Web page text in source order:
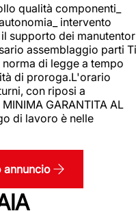
qualità componenti_
intervento
supporto dei
assemblaggio parti Ti
di legge a tempo
di proroga.L'orario
con riposi a
GARANTITA AL
di lavoro è nelle
annuncio